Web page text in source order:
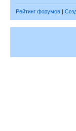
Рейтинг форумов